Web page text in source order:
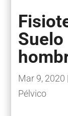
Mar 9, 2020 |
Pélvico